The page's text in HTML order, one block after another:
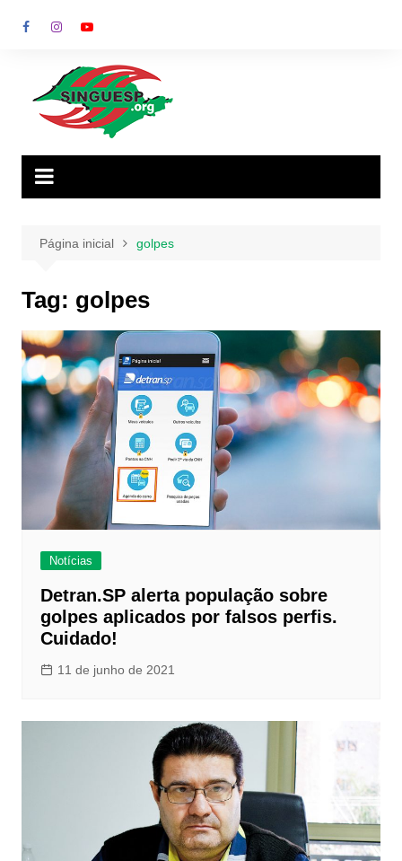
para
Página inicial golpes
Tag: golpes
Notícias
Detran.SP alerta população sobre
golpes aplicados por falsos perfis.
Cuidado!
11 de junho de 2021